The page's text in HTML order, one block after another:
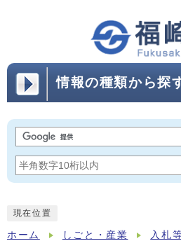
情報の種類から探
現在位置
ホーム しごと・産業 入札